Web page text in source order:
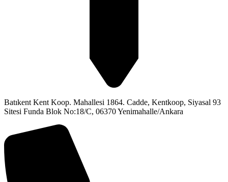
Batıkent Kent Koop. Mahallesi 1864. Cadde, Kentkoop, Siyasal 93
Sitesi Funda Blok No:18/C, 06370 Yenimahalle/Ankara